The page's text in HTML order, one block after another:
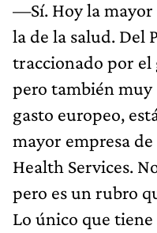
—Sí. Hoy la
la de la salud. Del
traccionado por el
pero también
gasto europeo,
mayor empresa
Health Services.
pero es un rubro
Lo único que